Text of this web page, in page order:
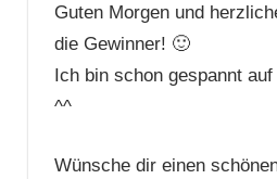
Guten Morgen und
die Gewinner! 🙂
Ich bin schon gespannt
^^
Wünsche dir einen